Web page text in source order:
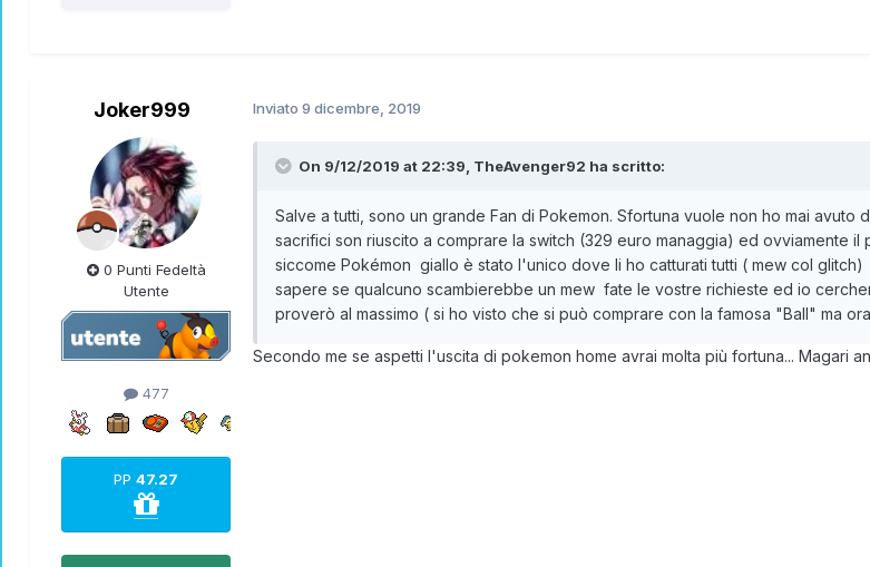
Joker999
0 Punti Fedeltà
Utente
477
PP 47.27
Inviato 9 dicembre, 2019
On 9/12/2019 at 22:39, TheAvenger92 ha scritto:
Salve a tutti, sono un grande Fan di Pokemon. Sfortuna vuole non ho mai
sacrifici son riuscito a comprare la switch (329 euro managgia) ed ovviamente
siccome Pokémon giallo è stato l'unico dove li ho catturati tutti ( mew col
sapere se qualcuno scambierebbe un mew fate le vostre richieste ed io
proverò al massimo ( si ho visto che si può comprare con la famosa "Ball" ma
Secondo me se aspetti l'uscita di pokemon home avrai molta più fortuna... Magari